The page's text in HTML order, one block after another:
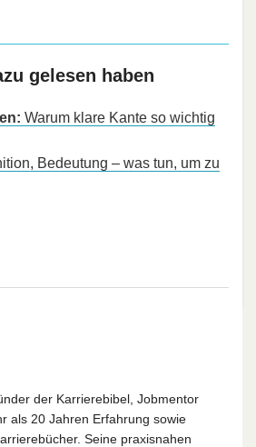
gelesen haben
Warum klare Kante so wichtig
Bedeutung – was tun, um zu
der Karrierebibel, Jobmentor
als 20 Jahren Erfahrung sowie
Seine praxisnahen